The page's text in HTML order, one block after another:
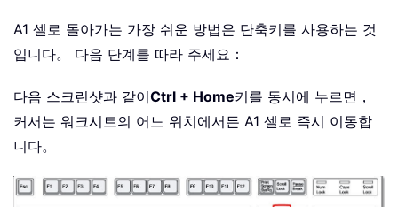
A1 셀로 돌아가는 가장 쉬운 방법은 단축키를 사용하는 것
입니다。 다음 단계를 따라 주세요：
다음 스크린샷과 같이Ctrl + Home키를 동시에 누르면，
커서는 워크시트의 어느 위치에서든 A1 셀로 즉시 이동합
니다。